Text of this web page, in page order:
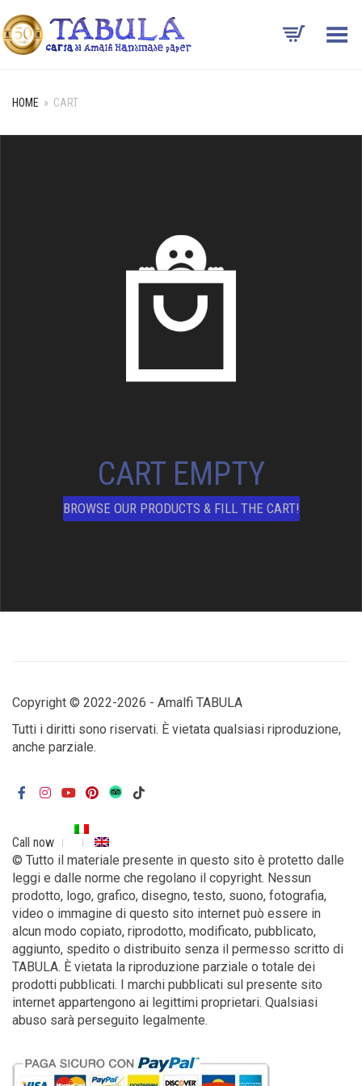
Toggle Menu
HOME » CART
CART EMPTY
BROWSE OUR PRODUCTS & FILL THE CART!
Copyright © 2022-2026 - Amalfi TABULA
Tutti i diritti sono riservati. È vietata qualsiasi riproduzione,
anche parziale.
Call now
© Tutto il materiale presente in questo sito è protetto dalle
leggi e dalle norme che regolano il copyright. Nessun
prodotto, logo, grafico, disegno, testo, suono, fotografia,
video o immagine di questo sito internet può essere in
alcun modo copiato, riprodotto, modificato, pubblicato,
aggiunto, spedito o distribuito senza il permesso scritto di
TABULA. È vietata la riproduzione parziale o totale dei
prodotti pubblicati. I marchi pubblicati sul presente sito
internet appartengono ai legittimi proprietari. Qualsiasi
abuso sarà perseguito legalmente.